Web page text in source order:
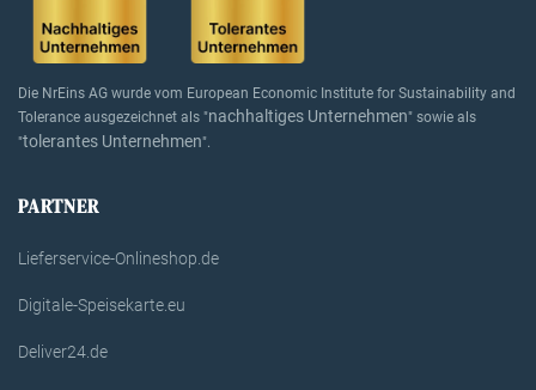
Die NrEins AG wurde vom European Economic Institute for Sustainability and
Tolerance ausgezeichnet als "nachhaltiges Unternehmen" sowie als
"tolerantes Unternehmen".
PARTNER
Lieferservice-Onlineshop.de
Digitale-Speisekarte.eu
Deliver24.de